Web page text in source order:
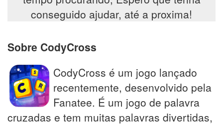
conseguido ajudar, até a proxima!
Sobre CodyCross
CodyCross é um jogo lançado
recentemente, desenvolvido pela
Fanatee. É um jogo de palavra
cruzadas e tem muitas palavras divertidas,